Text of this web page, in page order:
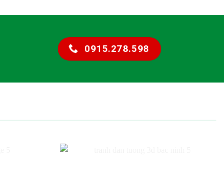
0915.278.598